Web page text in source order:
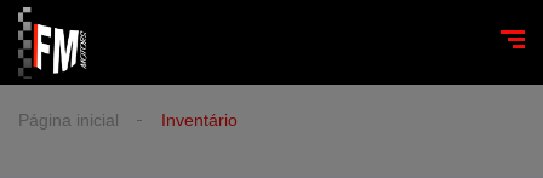
Página inicial Inventário